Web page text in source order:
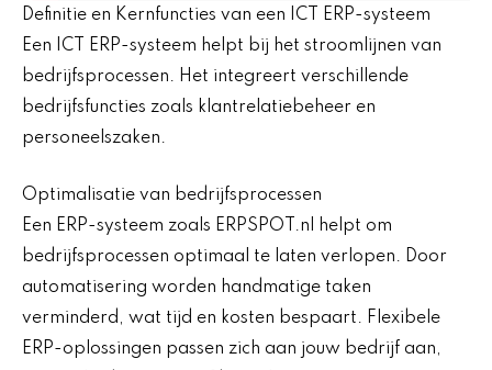
Definitie en Kernfuncties van een ICT ERP-systeem
Een ICT ERP-systeem helpt bij het stroomlijnen van
bedrijfsprocessen. Het integreert verschillende
bedrijfsfuncties zoals klantrelatiebeheer en
personeelszaken.
Optimalisatie van bedrijfsprocessen
Een ERP-systeem zoals ERPSPOT.nl helpt om
bedrijfsprocessen optimaal te laten verlopen. Door
automatisering worden handmatige taken
verminderd, wat tijd en kosten bespaart. Flexibele
ERP-oplossingen passen zich aan jouw bedrijf aan,